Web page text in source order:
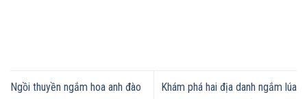
Ngồi thuyền ngắm hoa anh đào
Khám phá hai địa danh ngắm lúa